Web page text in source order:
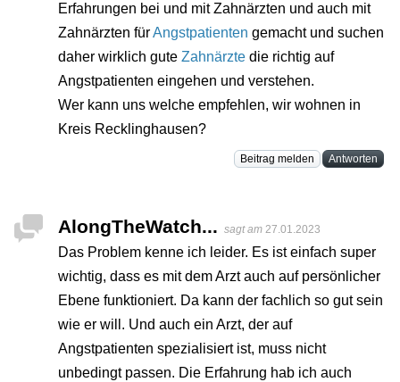
Erfahrungen bei und mit Zahnärzten und auch mit
Zahnärzten fürAngstpatienten gemacht und suchen
daher wirklich gute Zahnärzte die richtig auf
Angstpatienten eingehen und verstehen.
Wer kann uns welche empfehlen, wir wohnen in
Kreis Recklinghausen?
Beitrag melden Antworten
AlongTheWatch... sagt am 27.01.2023
Das Problem kenne ich leider. Es ist einfach super
wichtig, dass es mit dem Arzt auch auf persönlicher
Ebene funktioniert. Da kann der fachlich so gut sein
wie er will. Und auch ein Arzt, der auf
Angstpatienten spezialisiert ist, muss nicht
unbedingt passen. Die Erfahrung hab ich auch